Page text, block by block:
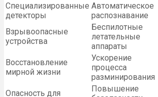
Специализированные
детекторы
Автоматическое
распознавание
Взрывоопасные
устройства
Беспилотные
летательные
аппараты
Восстановление
мирной жизни
Ускорение
процесса
разминирования
Опасность для
Повышение